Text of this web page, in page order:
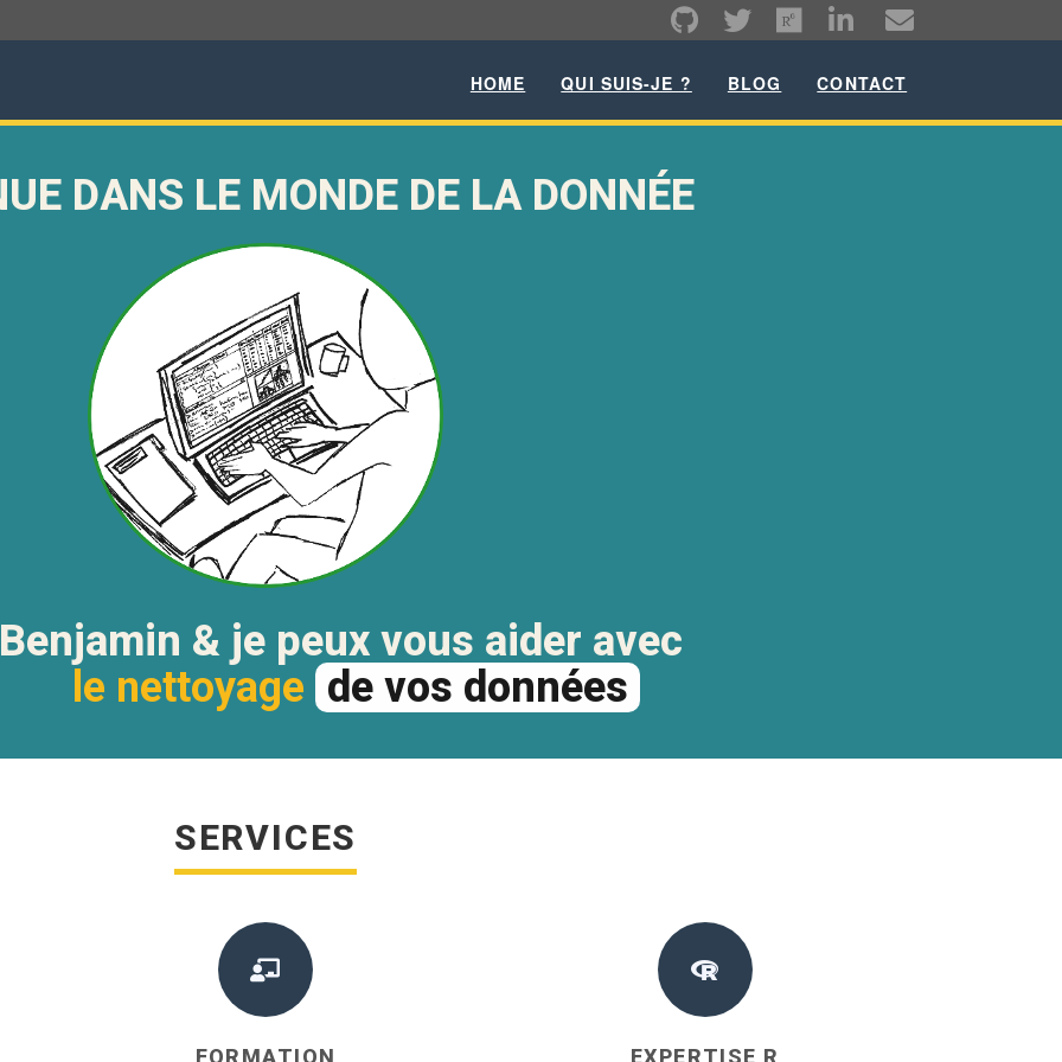
HOME QUI SUIS-JE ? BLOG CONTACT
DANS LE MONDE DE LA DONNÉE
& je peux vous aider avec
la visualisation
de vos données
SERVICES
FORMATION EXPERTISE R